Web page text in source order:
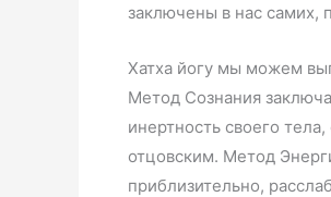
заключены в нас самих,
Хатха йогу мы можем
Метод Сознания
инертность своего
отцовским. Метод
приблизительно,